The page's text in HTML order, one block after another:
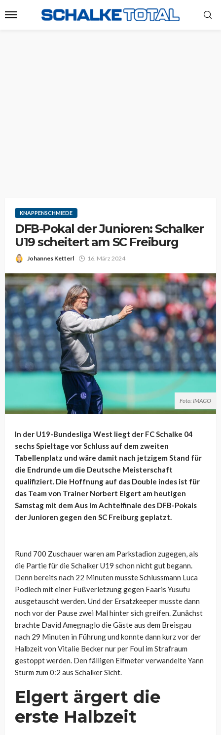
KNAPPENSCHMIEDE
DFB-Pokal der Junioren: Schalker
U19 scheitert am SC Freiburg
Johannes Ketterl 16. März 2024
Foto: IMAGO
In der U19-Bundesliga West liegt der FC Schalke 04
sechs Spieltage vor Schluss auf dem zweiten
Tabellenplatz und wäre damit nach jetzigem Stand für
die Endrunde um die Deutsche Meisterschaft
qualifiziert. Die Hoffnung auf das Double indes ist für
das Team von Trainer Norbert Elgert am heutigen
Samstag mit dem Aus im Achtelfinale des DFB-Pokals
der Junioren gegen den SC Freiburg geplatzt.
Rund 700 Zuschauer waren am Parkstadion zugegen, als
die Partie für die Schalker U19 schon nicht gut begann.
Denn bereits nach 22 Minuten musste Schlussmann Luca
Podlech mit einer Fußverletzung gegen Faaris Yusufu
ausgetauscht werden. Und der Ersatzkeeper musste dann
noch vor der Pause zwei Mal hinter sich greifen. Zunächst
brachte David Amegnaglo die Gäste aus dem Breisgau
nach 29 Minuten in Führung und konnte dann kurz vor der
Halbzeit von Vitalie Becker nur per Foul im Strafraum
gestoppt werden. Den fälligen Elfmeterverwandelte Yann
Sturm zum 0:2 aus Schalker Sicht.
Elgert ärgert die
erste Halbzeit